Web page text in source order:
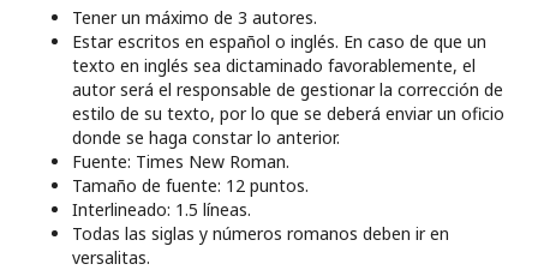
Tener un máximo de 3 autores.
Estar escritos en español o inglés. En caso de que un
texto en inglés sea dictaminado favorablemente, el
autor será el responsable de gestionar la corrección de
estilo de su texto, por lo que se deberá enviar un oficio
donde se haga constar lo anterior.
Fuente: Times New Roman.
Tamaño de fuente: 12 puntos.
Interlineado: 1.5 líneas.
Todas las siglas y números romanos deben ir en
versalitas.